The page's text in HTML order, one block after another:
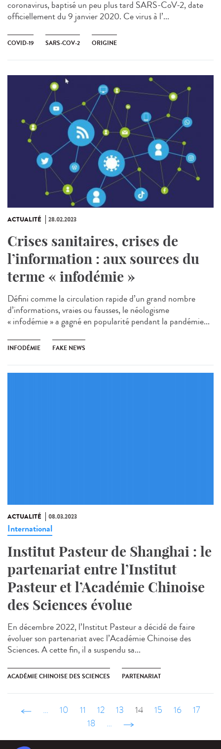
coronavirus, baptisé un peu plus tard SARS-CoV-2, date
officiellement du 9 janvier 2020. Ce virus à l’...
COVID-19 SARS-COV-2 ORIGINE
ACTUALITÉ 28.02.2023
Crises sanitaires, crises de
l’information : aux sources du
terme « infodémie »
Défini comme la circulation rapide d’un grand nombre
d’informations, vraies ou fausses, le néologisme
« infodémie » a gagné en popularité pendant la pandémie...
INFODÉMIE FAKE NEWS
ACTUALITÉ 08.03.2023
International
Institut Pasteur de Shanghai : le
partenariat entre l’Institut
Pasteur et l’Académie Chinoise
des Sciences évolue
En décembre 2022, l’Institut Pasteur a décidé de faire
évoluer son partenariat avec l’Académie Chinoise des
Sciences. A cette fin, il a suspendu sa...
ACADÉMIE CHINOISE DES SCIENCES PARTENARIAT
‹ précédent
… 10 11 12 13 14 15 16
17
18
… suivant ›